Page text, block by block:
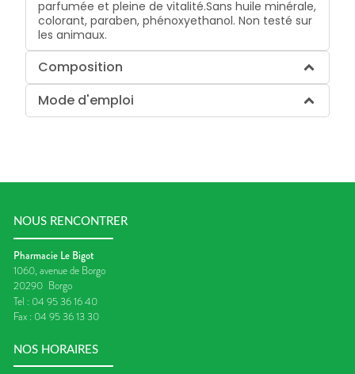
parfumée et pleine de vitalité.Sans huile minérale,
colorant, paraben, phénoxyethanol. Non testé sur
les animaux.
Composition
Mode d'emploi
NOUS RENCONTRER
Pharmacie Le Bigot
1060, avenue de Borgo
20290 Borgo
Tel : 04 95 36 16 40
Fax : 04 95 36 13 30
NOS HORAIRES